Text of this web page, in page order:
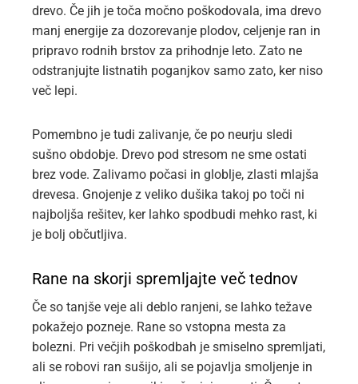
drevo. Če jih je toča močno poškodovala, ima drevo
manj energije za dozorevanje plodov, celjenje ran in
pripravo rodnih brstov za prihodnje leto. Zato ne
odstranjujte listnatih poganjkov samo zato, ker niso
več lepi.
Pomembno je tudi zalivanje, če po neurju sledi
sušno obdobje. Drevo pod stresom ne sme ostati
brez vode. Zalivamo počasi in globlje, zlasti mlajša
drevesa. Gnojenje z veliko dušika takoj po toči ni
najboljša rešitev, ker lahko spodbudi mehko rast, ki
je bolj občutljiva.
Rane na skorji spremljajte več tednov
Če so tanjše veje ali deblo ranjeni, se lahko težave
pokažejo pozneje. Rane so vstopna mesta za
bolezni. Pri večjih poškodbah je smiselno spremljati,
ali se robovi ran sušijo, ali se pojavlja smoljenje in